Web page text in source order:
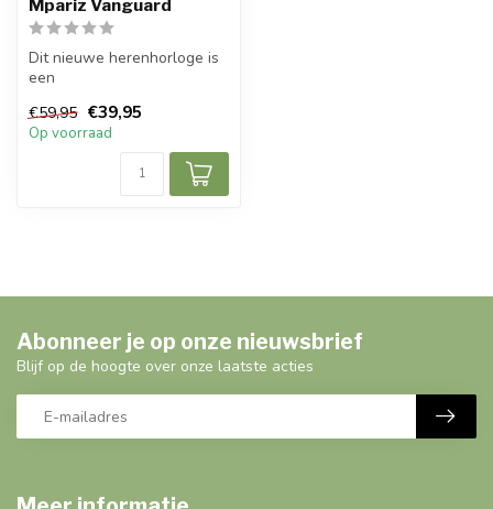
Mpariz Vanguard
Dit nieuwe herenhorloge is
een
herenho...
€59,95 €39,95
Op voorraad
Abonneer je op onze nieuwsbrief
Blijf op de hoogte over onze laatste acties